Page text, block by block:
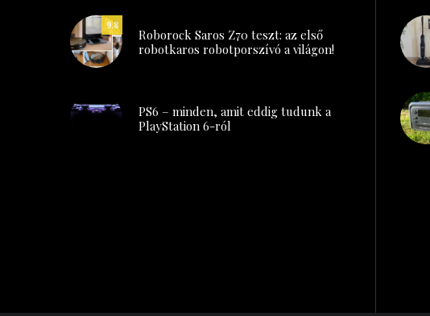
9.8
Roborock Saros Z70 teszt: az első
robotkaros robotporszívó a világon!
PS6 – minden, amit eddig tudunk a
PlayStation 6-ról